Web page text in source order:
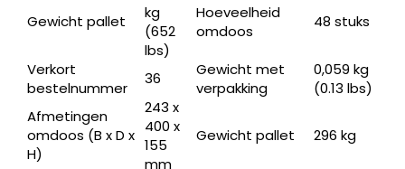
Gewicht pallet
kg
(652
lbs)
Hoeveelheid
omdoos
48 stuks
Verkort
bestelnummer
36
Gewicht met
verpakking
0,059 kg
(0.13 lbs)
Afmetingen
omdoos (B x D x
H)
243 x
400 x
155
mm
Gewicht pallet 296 kg